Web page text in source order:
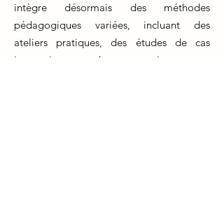
intègre désormais des méthodes
pédagogiques variées, incluant des
ateliers pratiques, des études de cas
interactives et des apprentissages en